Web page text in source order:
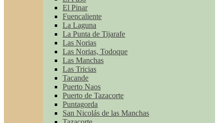
El Pinar
Fuencaliente
La Laguna
La Punta de Tijarafe
Las Norias
Las Norias, Todoque
Las Manchas
Las Tricias
Tacande
Puerto Naos
Puerto de Tazacorte
Puntagorda
San Nicolás de las Manchas